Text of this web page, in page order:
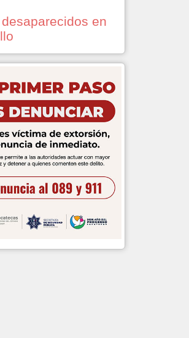
en